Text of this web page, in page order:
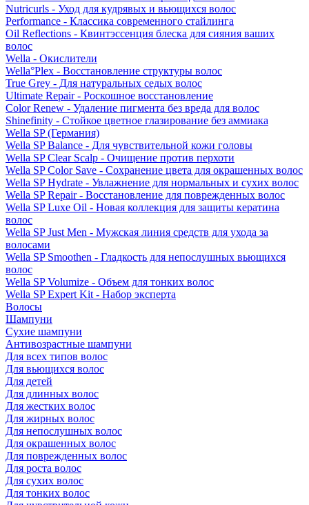
Nutricurls - Уход для кудрявых и вьющихся волос
Performance - Классика современного стайлинга
Oil Reflections - Квинтэссенция блеска для сияния ваших
волос
Wella - Окислители
Wella°Plex - Восстановление структуры волос
True Grey - Для натуральных седых волос
Ultimate Repair - Роскошное восстановление
Color Renew - Удаление пигмента без вреда для волос
Shinefinity - Стойкое цветное глазирование без аммиака
Wella SP (Германия)
Wella SP Balance - Для чувствительной кожи головы
Wella SP Clear Scalp - Очищение против перхоти
Wella SP Color Save - Сохранение цвета для окрашенных волос
Wella SP Hydrate - Увлажнение для нормальных и сухих волос
Wella SP Repair - Восстановление для поврежденных волос
Wella SP Luxe Oil - Новая коллекция для защиты кератина
волос
Wella SP Just Men - Мужская линия средств для ухода за
волосами
Wella SP Smoothen - Гладкость для непослушных вьющихся
волос
Wella SP Volumize - Объем для тонких волос
Wella SP Expert Kit - Набор эксперта
Волосы
Шампуни
Сухие шампуни
Антивозрастные шампуни
Для всех типов волос
Для вьющихся волос
Для детей
Для длинных волос
Для жестких волос
Для жирных волос
Для непослушных волос
Для окрашенных волос
Для поврежденных волос
Для роста волос
Для сухих волос
Для тонких волос